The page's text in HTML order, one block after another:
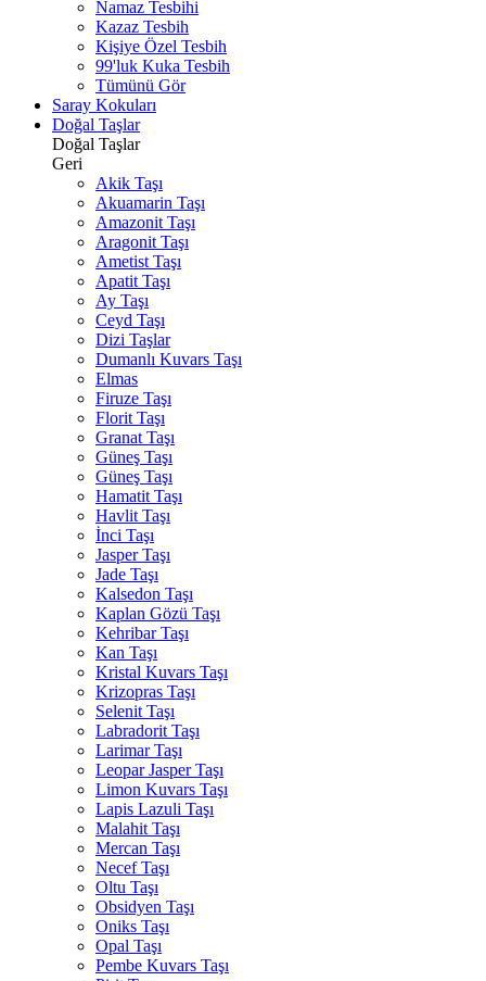
Namaz Tesbihi
Kazaz Tesbih
Kişiye Özel Tesbih
99'luk Kuka Tesbih
Tümünü Gör
Saray Kokuları
Doğal Taşlar
Doğal Taşlar
Geri
Akik Taşı
Akuamarin Taşı
Amazonit Taşı
Aragonit Taşı
Ametist Taşı
Apatit Taşı
Ay Taşı
Ceyd Taşı
Dizi Taşlar
Dumanlı Kuvars Taşı
Elmas
Firuze Taşı
Florit Taşı
Granat Taşı
Güneş Taşı
Güneş Taşı
Hamatit Taşı
Havlit Taşı
İnci Taşı
Jasper Taşı
Jade Taşı
Kalsedon Taşı
Kaplan Gözü Taşı
Kehribar Taşı
Kan Taşı
Kristal Kuvars Taşı
Krizopras Taşı
Selenit Taşı
Labradorit Taşı
Larimar Taşı
Leopar Jasper Taşı
Limon Kuvars Taşı
Lapis Lazuli Taşı
Malahit Taşı
Mercan Taşı
Necef Taşı
Oltu Taşı
Obsidyen Taşı
Oniks Taşı
Opal Taşı
Pembe Kuvars Taşı